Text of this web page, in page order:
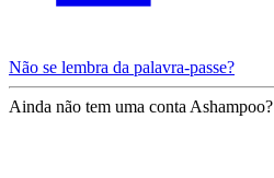
Não se lembra da palavra-passe?
Ainda não tem uma conta Ashampoo?